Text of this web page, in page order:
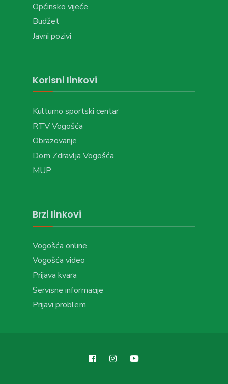
Općinsko vijeće
Budžet
Javni pozivi
Korisni linkovi
Kulturno sportski centar
RTV Vogošća
Obrazovanje
Dom Zdravlja Vogošća
MUP
Brzi linkovi
Vogošća online
Vogošća video
Prijava kvara
Servisne informacije
Prijavi problem